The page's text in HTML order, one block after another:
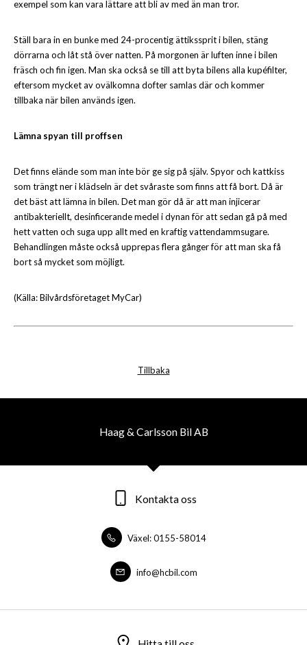
exempel som kan vara lättare att bli av med än man tror.
Ställ bara in en bunke med 24-procentig ättikssprit i bilen, stäng
dörrarna och låt stå över natten. På morgonen är luften inne i bilen
fräsch och fin igen. Man ska också se till att byta bilens alla kupéfilter,
eftersom mycket av ovälkomna dofter samlas där och kommer
tillbaka när bilen används igen.
Lämna spyan till proffsen
Det finns elände som man inte bör ge sig på själv. Spyor och kattkiss
som trängt ner i klädseln är det svåraste som finns att få bort. Då är
det bäst att lämna in bilen. Det man gör då är att man injicerar
antibakteriellt, desinficerande medel i dynan för att sedan gå på med
hett vatten och suga upp allt med en kraftig vattendammsugare.
Behandlingen måste också upprepas flera gånger för att man ska få
bort så mycket som möjligt.
(Källa: Bilvårdsföretaget MyCar)
Tillbaka
Haag & Carlsson Bil AB
Kontakta oss
Växel: 0155-58014
info@hcbil.com